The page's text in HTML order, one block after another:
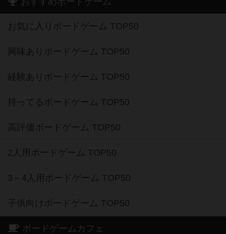
お気に入りボードゲーム TOP50
興味ありボードゲーム TOP50
経験ありボードゲーム TOP50
持ってるボードゲーム TOP50
高評価ボードゲーム TOP50
2人用ボードゲーム TOP50
3～4人用ボードゲーム TOP50
子供向けボードゲーム TOP50
ボードゲームカフェ